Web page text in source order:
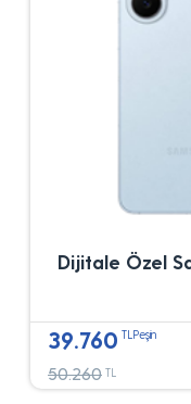
Dijitale Özel
39.760 TLPeşin
50.260 TL